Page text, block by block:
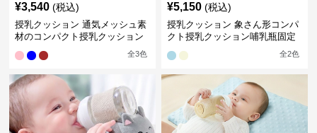
¥3,540 (税込)
授乳クッション 通気メッシュ素
材のコンパクト授乳クッション
全3色
¥5,150 (税込)
授乳クッション 象さん形コンパ
クト授乳クッション哺乳瓶固定
全2色